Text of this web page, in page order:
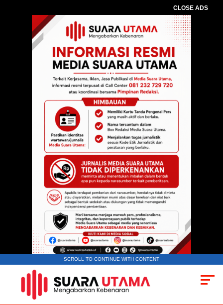
CLOSE ADS
SCROLL TO CONTINUE WITH CONTENT